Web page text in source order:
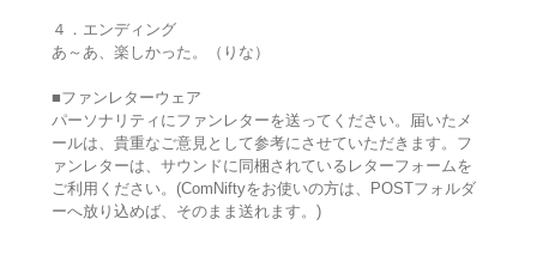
４．エンディング
あ～あ、楽しかった。（りな）
■ファンレターウェア
パーソナリティにファンレターを送ってください。届いたメ
ールは、貴重なご意見として参考にさせていただきます。フ
ァンレターは、サウンドに同梱されているレターフォームを
ご利用ください。(ComNiftyをお使いの方は、POSTフォルダ
ーへ放り込めば、そのまま送れます。)